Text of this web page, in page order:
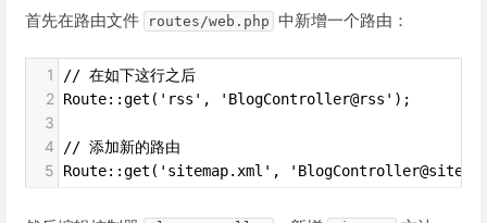
首先在路由文件 routes/web.php 中新增一个路由：
1 // 在如下这行之后
2 Route::get('rss', 'BlogController@rss');
3
4
// 添加新的路由
5 Route::get('sitemap.xml',